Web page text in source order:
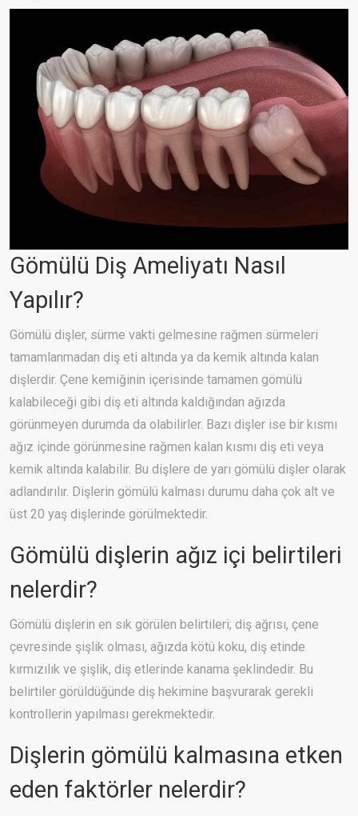
Gömülü Diş Ameliyatı Nasıl
Yapılır?
Gömülü dişler, sürme vakti gelmesine rağmen sürmeleri
tamamlanmadan diş eti altında ya da kemik altında kalan
dişlerdir. Çene kemiğinin içerisinde tamamen gömülü
kalabileceği gibi diş eti altında kaldığından ağızda
görünmeyen durumda da olabilirler. Bazı dişler ise bir kısmı
ağız içinde görünmesine rağmen kalan kısmı diş eti veya
kemik altında kalabilir. Bu dişlere de yarı gömülü dişler olarak
adlandırılır. Dişlerin gömülü kalması durumu daha çok alt ve
üst 20 yaş dişlerinde görülmektedir.
Gömülü dişlerin ağız içi belirtileri
nelerdir?
Gömülü dişlerin en sık görülen belirtileri; diş ağrısı, çene
çevresinde şişlik olması, ağızda kötü koku, diş etinde
kırmızılık ve şişlik, diş etlerinde kanama şeklindedir. Bu
belirtiler görüldüğünde diş hekimine başvurarak gerekli
kontrollerin yapılması gerekmektedir.
Dişlerin gömülü kalmasına etken
eden faktörler nelerdir?